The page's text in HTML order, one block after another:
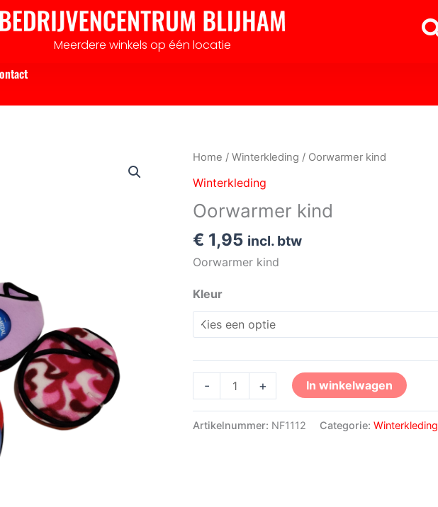
Meerdere winkels op één locatie
Home / Winterkleding / Oorwarmer kind
Winterkleding
Oorwarmer kind
€ 1,95 incl. btw
Oorwarmer kind
Kleur
-
Oorwarmer
+ In winkelwagen
Artikelnummer: NF1112 Categorie: Winterkleding